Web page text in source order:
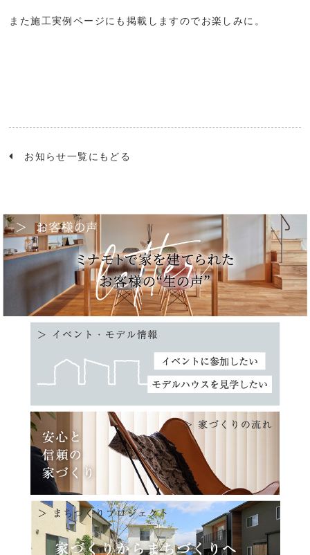
また施工実例ページにも掲載しますのでお楽しみに。
お知らせ一覧にもどる